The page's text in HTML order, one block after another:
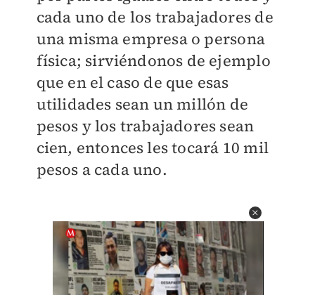
cada uno de los trabajadores de
una misma empresa o persona
física; sirviéndonos de ejemplo
que en el caso de que esas
utilidades sean un millón de
pesos y los trabajadores sean
cien, entonces les tocará 10 mil
pesos a cada uno.